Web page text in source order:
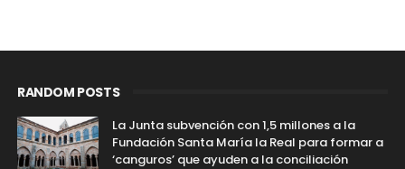
RANDOM POSTS
La Junta subvención con 1,5 millones a la
Fundación Santa María la Real para formar a
‘canguros’ que ayuden a la conciliación